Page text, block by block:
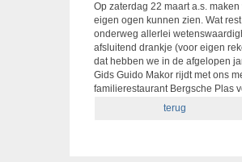
Op zaterdag 22 maart a.s.
eigen ogen kunnen zien. Wat
onderweg allerlei
afsluitend drankje (voor eigen
dat hebben we in de afgelopen
Gids Guido Makor rijdt met ons
familierestaurant Bergsche Plas
terug